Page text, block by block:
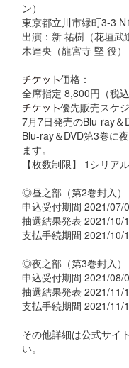
ン）
東京都立川市緑町3-3 N1
出演：新 祐樹（花垣
木達央（龍宮寺 堅 役
価格：
全席指定 8,800円（税込
優先販売スケ
7月7日発売のBlu-ray＆
Blu-ray＆DVD第3巻に
ます。
【枚数制限】 1シリア
◎昼之部（第2巻封入）
申込受付期間 2021/
抽選結果発表 2021/10/
支払手続期間 2021/
◎夜之部（第3巻封入）
申込受付期間 2021/
抽選結果発表 2021/11/
支払手続期間 2021/
その他詳細は公式サイ
い。